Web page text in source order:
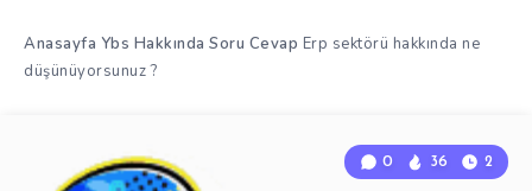
Anasayfa Ybs Hakkında Soru Cevap Erp sektörü hakkında ne
düşünüyorsunuz ?
0 36 2